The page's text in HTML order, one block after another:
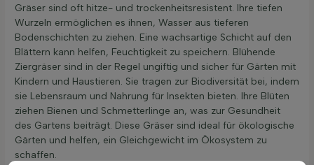
Gräser sind oft hitze- und trockenheitsresistent. Ihre tiefen
Wurzeln ermöglichen es ihnen, Wasser aus tieferen
Bodenschichten zu ziehen. Eine wachsartige Schicht auf den
Blättern kann helfen, Feuchtigkeit zu speichern. Blühende
Ziergräser sind in der Regel ungiftig und sicher für Gärten mit
Kindern und Haustieren. Sie tragen zur Biodiversität bei, indem
sie Lebensraum und Nahrung für Insekten bieten. Ihre Blüten
ziehen Bienen und Schmetterlinge an, was zur Gesundheit
des Gartens beiträgt. Diese Gräser sind ideal für ökologische
Gärten und helfen, ein Gleichgewicht im Ökosystem zu
schaffen.